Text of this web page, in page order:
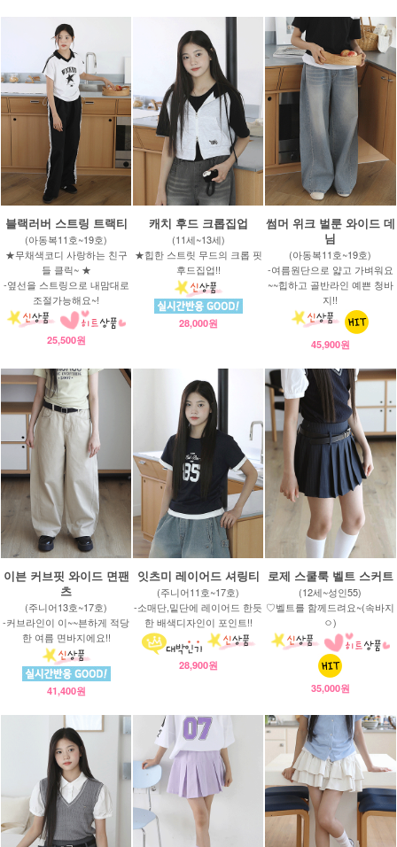
블랙러버 스트링 트랙티
(아동복11호~19호)
★무채색코디 사랑하는 친구
들 클릭~ ★
-옆선을 스트링으로 내맘대로
조절가능해요~!
25,500원
캐치 후드 크롭집업
(11세~13세)
★힙한 스트릿 무드의 크롭 핏
후드집업!!
28,000원
썸머 위크 벌룬 와이드 데
님
(아동복11호~19호)
-여름원단으로 얇고 가벼워요
~~힙하고 골반라인 예쁜 청바
지!!
45,900원
이븐 커브핏 와이드 면팬
츠
(주니어13호~17호)
-커브라인이 이~~븐하게 적당
한 여름 면바지에요!!
41,400원
잇츠미 레이어드 셔링티
(주니어11호~17호)
-소매단,밑단에 레이어드 한듯
한 배색디자인이 포인트!!
28,900원
로제 스쿨룩 벨트 스커트
(12세~성인55)
♡벨트를 함께드려요~(속바지
ㅇ)
35,000원